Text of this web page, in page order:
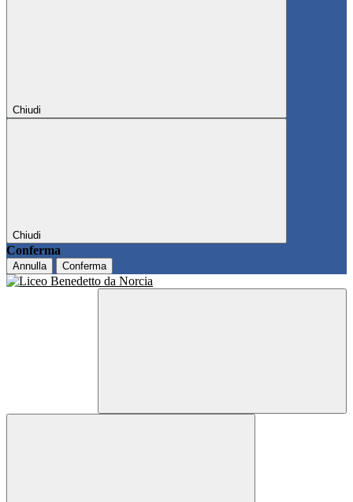
Chiudi
Chiudi
Conferma
Annulla Conferma